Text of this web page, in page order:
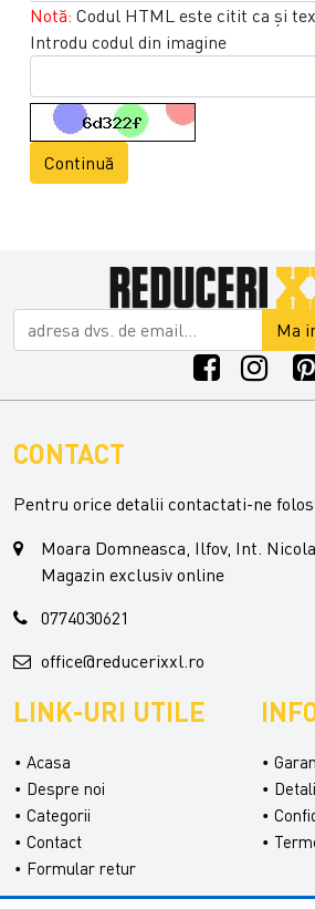
Notă: Codul HTML este citit ca şi
Introdu codul din imagine
Continuă
Ma
CONTACT
Pentru orice detalii contactati-ne
Moara Domneasca, Ilfov, Int.
Magazin exclusiv online
0774030621
office@reducerixxl.ro
LINK-URI UTILE
Acasa
Despre noi
Categorii
Contact
Formular retur